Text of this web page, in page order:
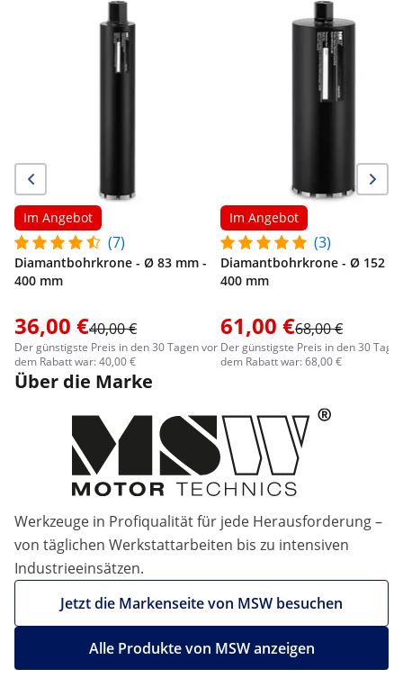
Im Angebot
(7)
Diamantbohrkrone - Ø 83 mm -
400 mm
36,00 €40,00 €
Der günstigste Preis in den 30 Tagen vor
dem Rabatt war: 40,00 €
Im Angebot
(3)
Diamantbohrkrone - Ø 152
400 mm
61,00 €68,00 €
Der günstigste Preis in den 30
dem Rabatt war: 68,00 €
Über die Marke
Werkzeuge in Profiqualität für jede Herausforderung –
von täglichen Werkstattarbeiten bis zu intensiven
Industrieeinsätzen.
Jetzt die Markenseite von MSW besuchen
Alle Produkte von MSW anzeigen